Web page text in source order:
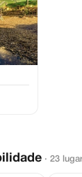
· 23